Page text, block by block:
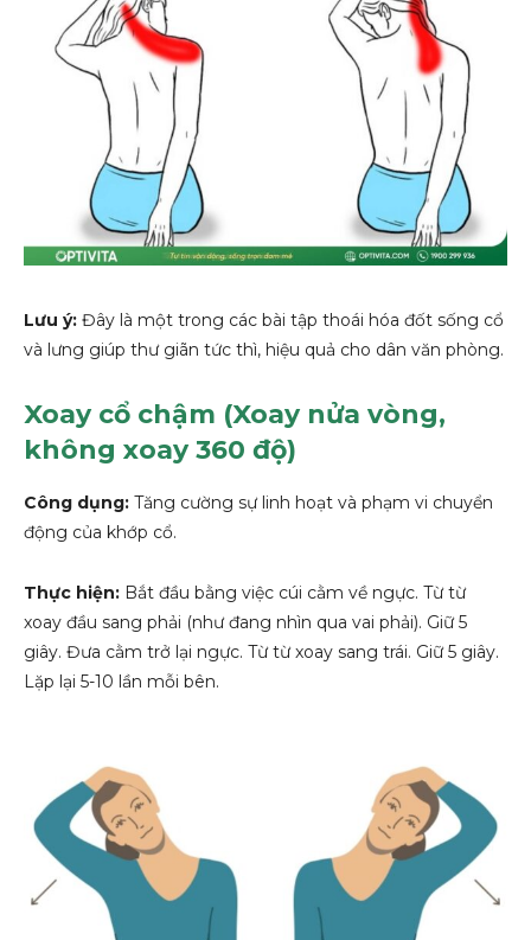
Lưu ý: Đây là một trong các bài tập thoái hóa đốt sống cổ
và lưng giúp thư giãn tức thì, hiệu quả cho dân văn phòng.
Xoay cổ chậm (Xoay nửa vòng,
không xoay 360 độ)
Công dụng: Tăng cường sự linh hoạt và phạm vi chuyển
động của khớp cổ.
Thực hiện: Bắt đầu bằng việc cúi cằm về ngực. Từ từ
xoay đầu sang phải (như đang nhìn qua vai phải). Giữ 5
giây. Đưa cằm trở lại ngực. Từ từ xoay sang trái. Giữ 5 giây.
Lặp lại 5-10 lần mỗi bên.